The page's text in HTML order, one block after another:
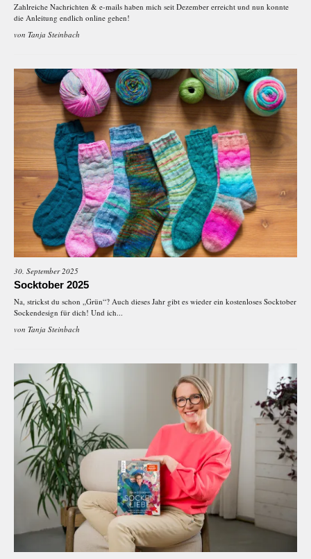
Zahlreiche Nachrichten & e-mails haben mich seit Dezember erreicht und nun konnte
die Anleitung endlich online gehen!
von Tanja Steinbach
30. September 2025
Socktober 2025
Na, strickst du schon „Grün“? Auch dieses Jahr gibt es wieder ein kostenloses Socktober
Sockendesign für dich! Und ich...
von Tanja Steinbach